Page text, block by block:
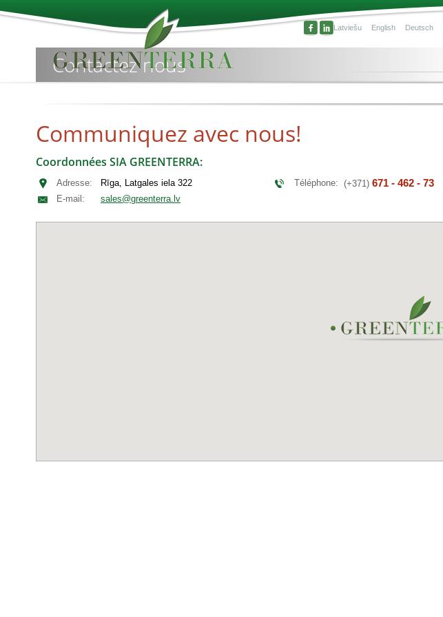
Latviešu English Deutsch
Contactez nous
Communiquez avec nous!
Coordonnées SIA GREENTERRA:
Adresse:
Rīga, Latgales iela 322
E-mail:
sales@greenterra.lv
Téléphone: (+371) 671 - 462 - 73